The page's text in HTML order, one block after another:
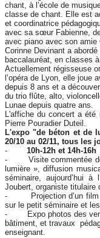
chant, à l’école de
classe de chant. Elle est
et coordinatrice
avec sa sœur Fabienne,
avec piano avec son amie
Corinne Devinant a
baccalauréat, en classes
Actuellement régisseuse
l’opéra de Lyon, elle joue
depuis 8 ans et a
du trio flûte, alto,
Lunae depuis quatre ans.
L'affiche du concert a été
Pierre Pouradier Duteil.
L'expo "de béton et de
20/10 au 02/11, tous les
- 10h-12h et 14h-16h
- Visite commentée de
lumière », diffusion
séminaire, aujourd’hui
Joubert, organiste titulaire
- Projection d’un film
sur le petit séminaire et
- Expo photos des
bâtiment, et travaux
enseignant.